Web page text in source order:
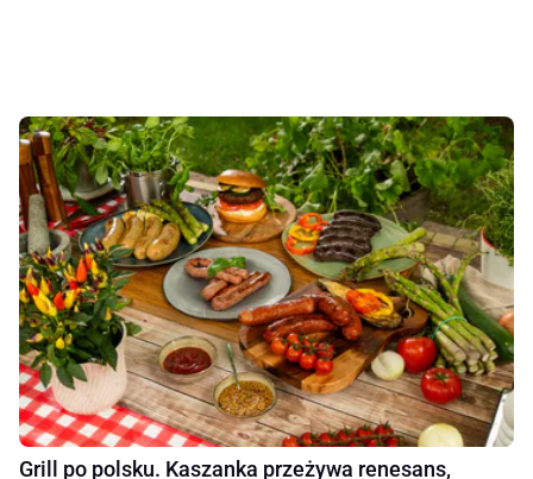
Grill po polsku. Kaszanka przeżywa renesans,